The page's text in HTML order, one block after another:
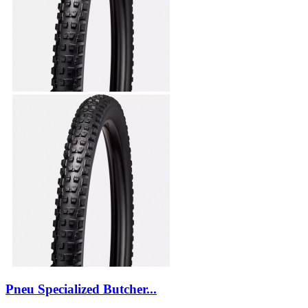
Pneu Specialized Butcher...